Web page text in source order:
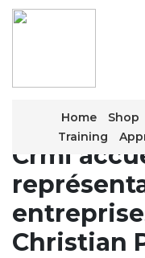
Skip
Home Shop
Training
Crmi
Christian